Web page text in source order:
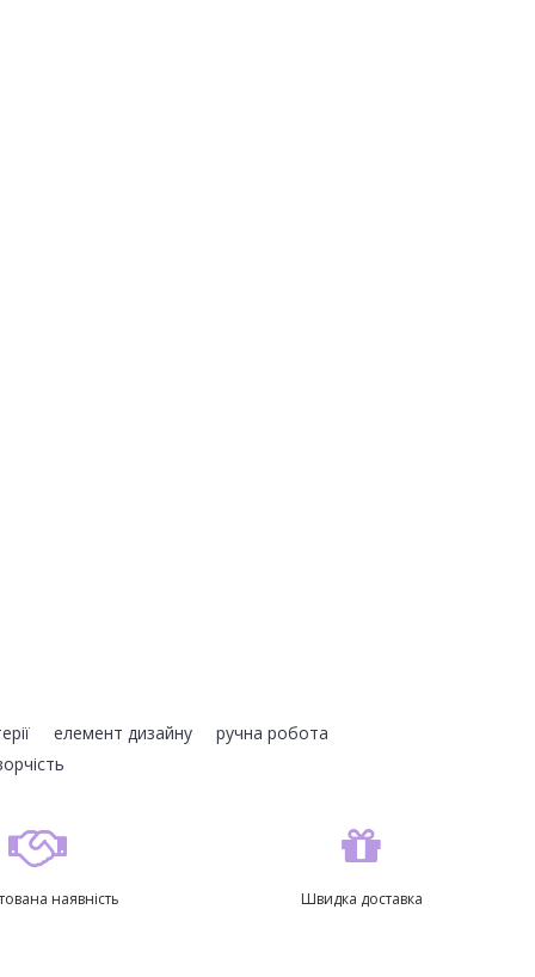
елемент дизайну ручна робота
наявність Швидка доставка